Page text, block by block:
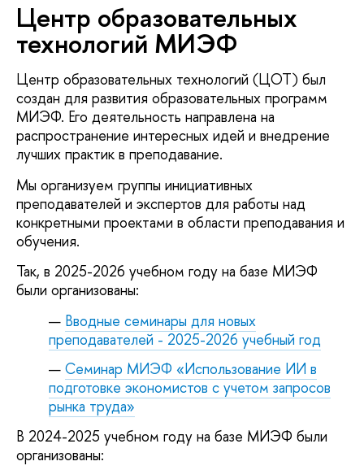
Центр образовательных
технологий МИЭФ
Центр образовательных технологий (ЦОТ) был
создан для развития образовательных программ
МИЭФ. Его деятельность направлена на
распространение интересных идей и внедрение
лучших практик в преподавание.
Мы организуем группы инициативных
преподавателей и экспертов для работы над
конкретными проектами в области преподавания и
обучения.
Так, в 2025-2026 учебном году на базе МИЭФ
были организованы:
Вводные семинары для новых
преподавателей - 2025-2026 учебный год
Семинар МИЭФ «Использование ИИ в
подготовке экономистов с учетом запросов
рынка труда»
В 2024-2025 учебном году на базе МИЭФ были
организованы: